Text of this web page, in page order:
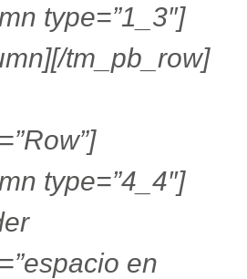
type=”1_3″]
tm_pb_row]
type=”4_4″]
en